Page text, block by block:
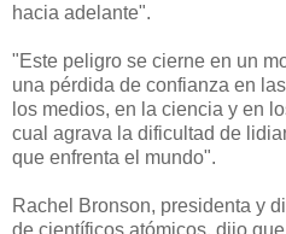
hacia adelante".
"Este peligro se cierne en un
una pérdida de confianza en
los medios, en la ciencia y en
cual agrava la dificultad de
que enfrenta el mundo".
Rachel Bronson, presidenta y
de científicos atómicos, dijo